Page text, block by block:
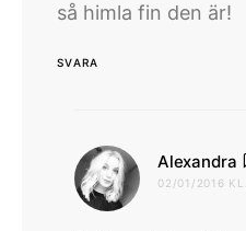
så himla fin den är!
SVARA
Alexandra
02/01/2016